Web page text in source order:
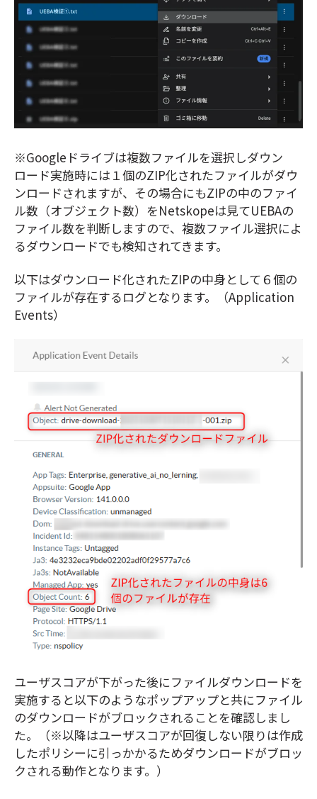
※Googleドライブは複数ファイルを選択しダウン
ロード実施時には１個のZIP化されたファイルがダウ
ンロードされますが、その場合にもZIPの中のファイ
ル数（オブジェクト数）をNetskopeは見てUEBAの
ファイル数を判断しますので、複数ファイル選択によ
るダウンロードでも検知されてきます。
以下はダウンロード化されたZIPの中身として６個の
ファイルが存在するログとなります。（Application
Events）
ユーザスコアが下がった後にファイルダウンロードを
実施すると以下のようなポップアップと共にファイル
のダウンロードがブロックされることを確認しまし
た。（※以降はユーザスコアが回復しない限りは作成
したポリシーに引っかかるためダウンロードがブロッ
クされる動作となります。）